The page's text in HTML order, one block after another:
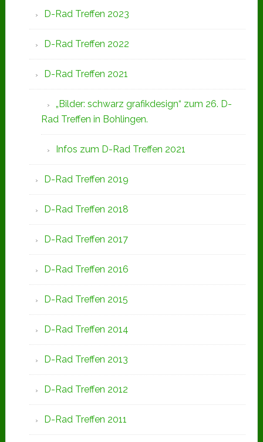
D-Rad Treffen 2023
D-Rad Treffen 2022
D-Rad Treffen 2021
„Bilder: schwarz grafikdesign“ zum 26. D-
Rad Treffen in Bohlingen.
Infos zum D-Rad Treffen 2021
D-Rad Treffen 2019
D-Rad Treffen 2018
D-Rad Treffen 2017
D-Rad Treffen 2016
D-Rad Treffen 2015
D-Rad Treffen 2014
D-Rad Treffen 2013
D-Rad Treffen 2012
D-Rad Treffen 2011